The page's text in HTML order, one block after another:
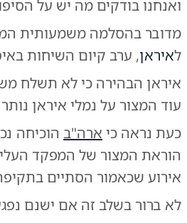
ואנחנו בודקים מה יש על
מדובר בהסלמה משמעותית
לאיראן, ערב קיום השיחות
איראן הבהירה כי לא תשלח
עוד המצור על נמלי איראן
כעת נראה כי ארה"ב הוכיחה
הוראת המצור של המפקד
אירוע שכאמור הסתיים
לא ברור בשלב זה אם ישנם